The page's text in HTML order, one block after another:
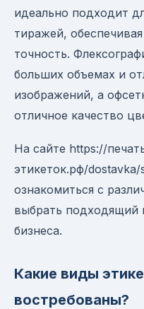
идеально подходит
тиражей,
точность.
больших объемах и
изображений, а
отличное качество
На сайте https://
этикеток.рф/
ознакомиться с
выбрать подходящий
бизнеса.
Какие виды
востребованы?